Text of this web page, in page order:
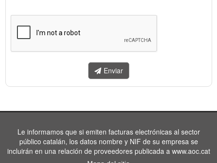
enviar.
Enviar
Le informamos que si emiten facturas electrónicas al sector
público catalán, los datos nombre y NIF de su empresa se
incluirán en una relación de proveedores publicada a www.aoc.cat